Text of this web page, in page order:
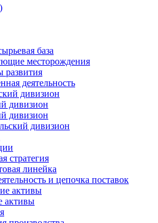
база
месторождения
развития
деятельность
дивизион
дивизион
дивизион
дивизион
стратегия
линейка
и цепочка поставок
активы
активы